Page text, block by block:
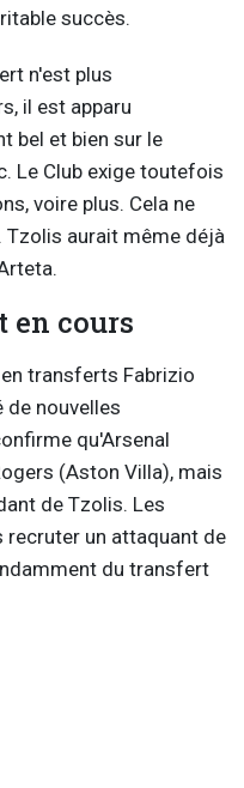
succès.
n'est plus
il est apparu
bel et bien sur le
Le Club exige toutefois
voire plus. Cela ne
Tzolis aurait même déjà
en cours
en transferts Fabrizio
de nouvelles
qu'Arsenal
(Aston Villa), mais
de Tzolis. Les
recruter un attaquant de
du transfert